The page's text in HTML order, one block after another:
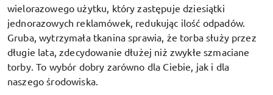
wielorazowego użytku, który zastępuje dziesiątki
jednorazowych reklamówek, redukując ilość odpadów.
Gruba, wytrzymała tkanina sprawia, że torba służy przez
długie lata, zdecydowanie dłużej niż zwykłe szmaciane
torby. To wybór dobry zarówno dla Ciebie, jak i dla
naszego środowiska.